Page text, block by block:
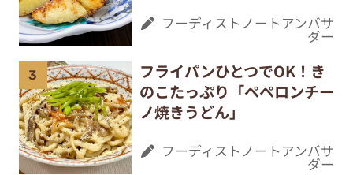
フーディストノートアンバサ
ダー
フライパンひとつでOK！き
のこたっぷり「ペペロンチー
ノ焼きうどん」
フーディストノートアンバサ
ダー